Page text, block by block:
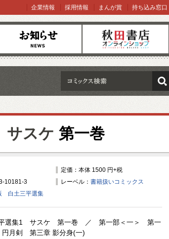
知らせ オンラインショップ
企業情報 採用情報 まんが賞 持ち込み窓口
検索
スケ 第一巻
定価：本体 1500 円+税
10181-3
レーベル： 書籍扱いコミックス
白土三平選集
選集1 サスケ 第一巻 ／ 第一部＜一＞ 第一
月剣 第三章 影分身(一)